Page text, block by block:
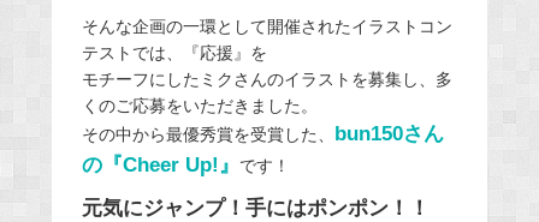
そんな企画の一環として開催されたイラストコン
テストでは、『応援』を
モチーフにしたミクさんのイラストを募集し、多
くのご応募をいただきました。
その中から最優秀賞を受賞した、 bun150さん
の『Cheer Up!』
です！
元気にジャンプ！手にはポンポン！！